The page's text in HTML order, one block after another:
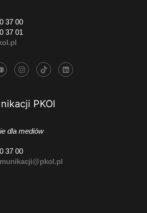
37 00
37 01
PKOl
dla mediów
37 00